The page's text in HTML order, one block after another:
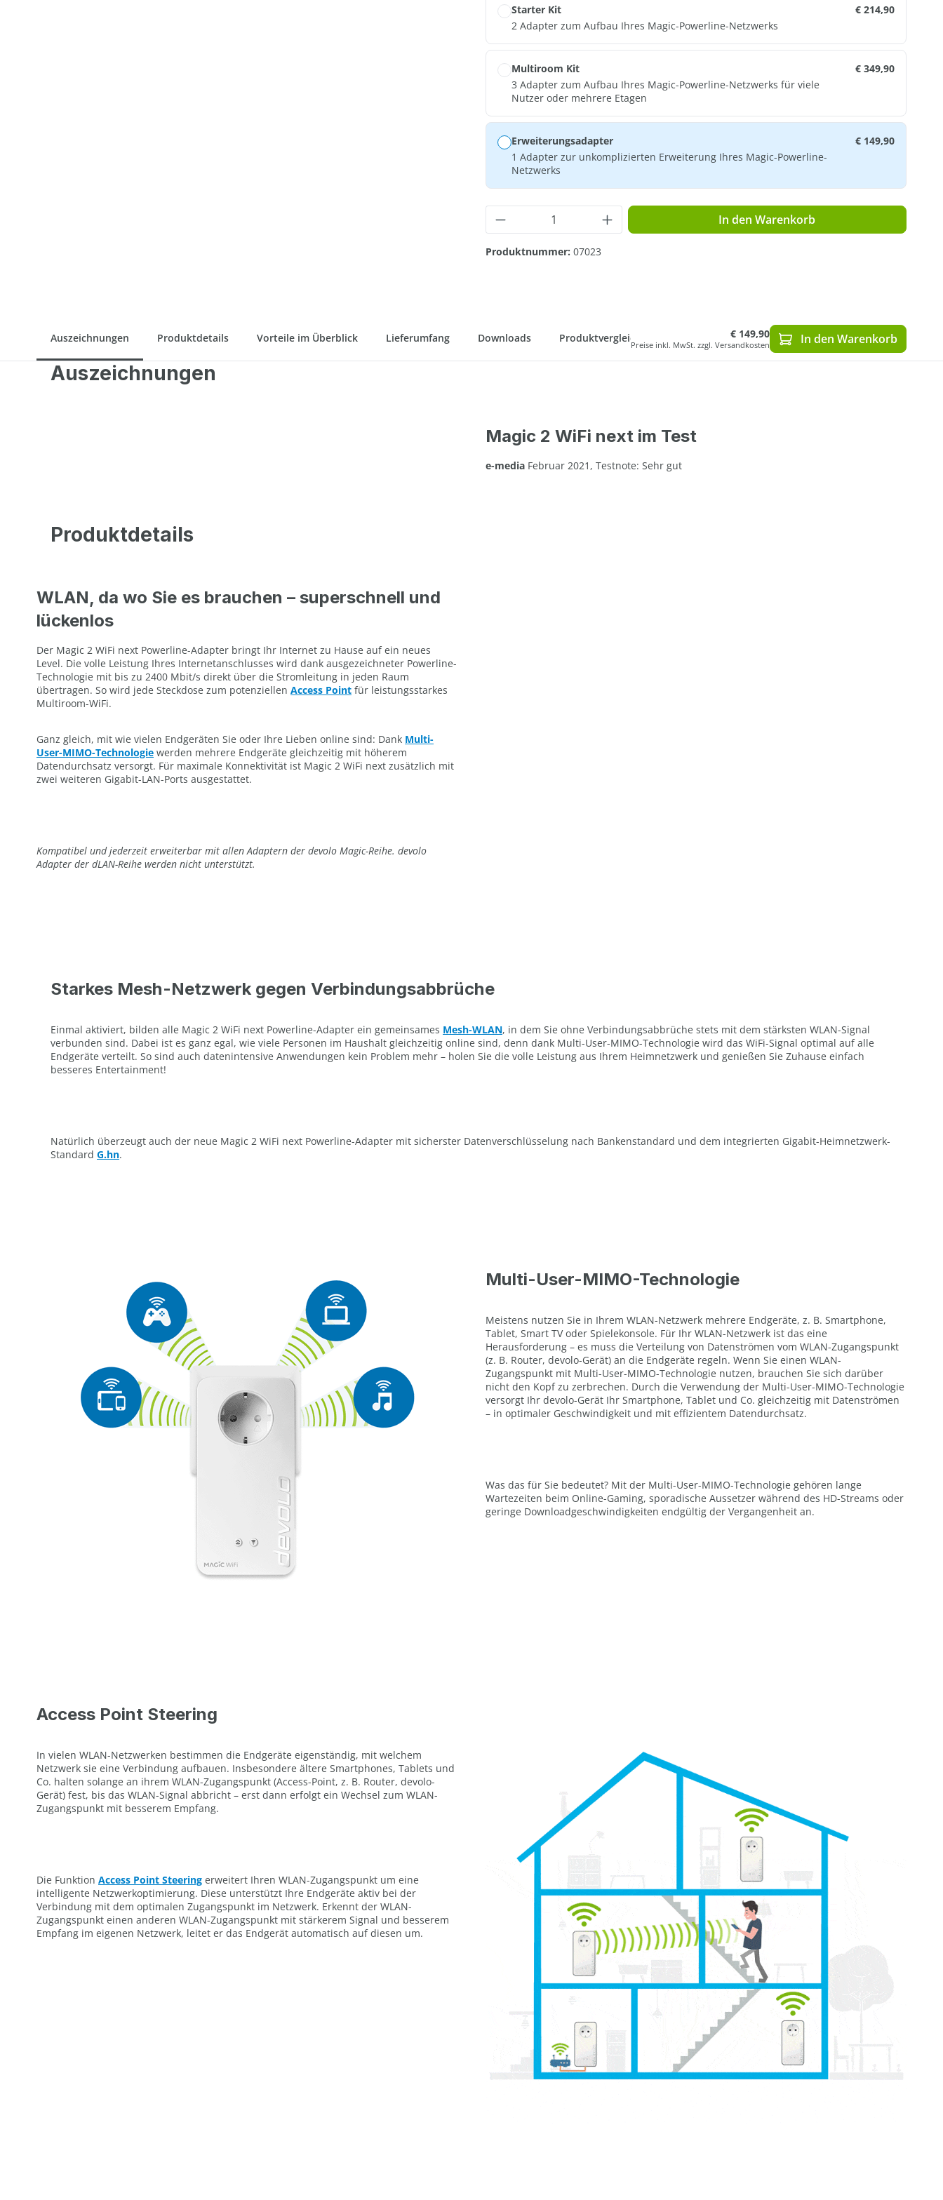
Starter Kit
2 Adapter zum Aufbau Ihres Magic-Powerline-Netzwerks
€ 214,90
Multiroom Kit
3 Adapter zum Aufbau Ihres Magic-Powerline-Netzwerks für viele
Nutzer oder mehrere Etagen
€ 349,90
Erweiterungsadapter
1 Adapter zur unkomplizierten Erweiterung Ihres Magic-Powerline-
Netzwerks
€ 149,90
Produkt Anzahl: Gib den gewünschten Wert ein oder
In den Warenkorb
Produktnummer: 07023
Auszeichnungen Produktdetails Vorteile im Überblick Lieferumfang Downloads Produktvergleich € 149,90
Preise inkl. MwSt. zzgl. Versandkosten In den Warenkorb
Auszeichnungen
Magic 2 WiFi next im Test
e-media Februar 2021, Testnote: Sehr gut
Produktdetails
WLAN, da wo Sie es brauchen – superschnell und
lückenlos
Der Magic 2 WiFi next Powerline-Adapter bringt Ihr Internet zu Hause auf ein neues
Level. Die volle Leistung Ihres Internetanschlusses wird dank ausgezeichneter Powerline-
Technologie mit bis zu 2400 Mbit/s direkt über die Stromleitung in jeden Raum
übertragen. So wird jede Steckdose zum potenziellen Access Point für leistungsstarkes
Multiroom-WiFi.
Ganz gleich, mit wie vielen Endgeräten Sie oder Ihre Lieben online sind: Dank Multi-
User-MIMO-Technologie werden mehrere Endgeräte gleichzeitig mit höherem
Datendurchsatz versorgt. Für maximale Konnektivität ist Magic 2 WiFi next zusätzlich mit
zwei weiteren Gigabit-LAN-Ports ausgestattet.
Kompatibel und jederzeit erweiterbar mit allen Adaptern der devolo Magic-Reihe. devolo
Adapter der dLAN-Reihe werden nicht unterstützt.
Starkes Mesh-Netzwerk gegen Verbindungsabbrüche
Einmal aktiviert, bilden alle Magic 2 WiFi next Powerline-Adapter ein gemeinsames Mesh-WLAN, in dem Sie ohne Verbindungsabbrüche stets mit dem stärksten WLAN-Signal
verbunden sind. Dabei ist es ganz egal, wie viele Personen im Haushalt gleichzeitig online sind, denn dank Multi-User-MIMO-Technologie wird das WiFi-Signal optimal auf alle
Endgeräte verteilt. So sind auch datenintensive Anwendungen kein Problem mehr – holen Sie die volle Leistung aus Ihrem Heimnetzwerk und genießen Sie Zuhause einfach
besseres Entertainment!
Natürlich überzeugt auch der neue Magic 2 WiFi next Powerline-Adapter mit sicherster Datenverschlüsselung nach Bankenstandard und dem integrierten Gigabit-Heimnetzwerk-
Standard G.hn.
Multi-User-MIMO-Technologie
Meistens nutzen Sie in Ihrem WLAN-Netzwerk mehrere Endgeräte, z. B. Smartphone,
Tablet, Smart TV oder Spielekonsole. Für Ihr WLAN-Netzwerk ist das eine
Herausforderung – es muss die Verteilung von Datenströmen vom WLAN-Zugangspunkt
(z. B. Router, devolo-Gerät) an die Endgeräte regeln. Wenn Sie einen WLAN-
Zugangspunkt mit Multi-User-MIMO-Technologie nutzen, brauchen Sie sich darüber
nicht den Kopf zu zerbrechen. Durch die Verwendung der Multi-User-MIMO-Technologie
versorgt Ihr devolo-Gerät Ihr Smartphone, Tablet und Co. gleichzeitig mit Datenströmen
– in optimaler Geschwindigkeit und mit effizientem Datendurchsatz.
Was das für Sie bedeutet? Mit der Multi-User-MIMO-Technologie gehören lange
Wartezeiten beim Online-Gaming, sporadische Aussetzer während des HD-Streams oder
geringe Downloadgeschwindigkeiten endgültig der Vergangenheit an.
Access Point Steering
In vielen WLAN-Netzwerken bestimmen die Endgeräte eigenständig, mit welchem
Netzwerk sie eine Verbindung aufbauen. Insbesondere ältere Smartphones, Tablets und
Co. halten solange an ihrem WLAN-Zugangspunkt (Access-Point, z. B. Router, devolo-
Gerät) fest, bis das WLAN-Signal abbricht – erst dann erfolgt ein Wechsel zum WLAN-
Zugangspunkt mit besserem Empfang.
Die Funktion Access Point Steering erweitert Ihren WLAN-Zugangspunkt um eine
intelligente Netzwerkoptimierung. Diese unterstützt Ihre Endgeräte aktiv bei der
Verbindung mit dem optimalen Zugangspunkt im Netzwerk. Erkennt der WLAN-
Zugangspunkt einen anderen WLAN-Zugangspunkt mit stärkerem Signal und besserem
Empfang im eigenen Netzwerk, leitet er das Endgerät automatisch auf diesen um.